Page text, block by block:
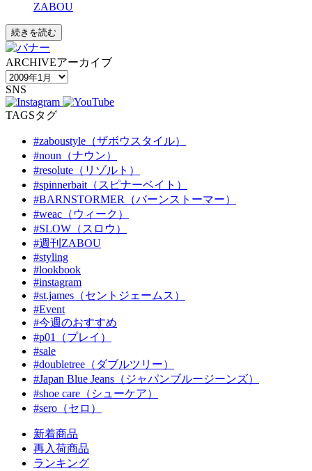
ZABOU
続きを読む
ARCHIVEアーカイブ
SNS
TAGSタグ
#zaboustyle（ザボウスタイル）
#noun（ナウン）
#resolute（リゾルト）
#spinnerbait（スピナーベイト）
#BARNSTORMER（バーンストーマー）
#weac（ウィーク）
#SLOW（スロウ）
#週刊ZABOU
#styling
#lookbook
#instagram
#st.james（セントジェームス）
#Event
#今週のおすすめ
#p01（プレイ）
#sale
#doubletree（ダブルツリー）
#Japan Blue Jeans（ジャパンブルージーンズ）
#shoe care（シューケア）
#sero（セロ）
新着商品
再入荷商品
ランキング